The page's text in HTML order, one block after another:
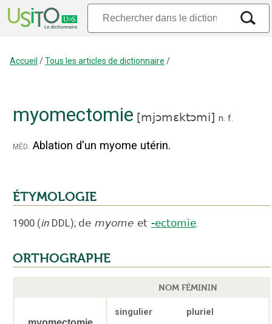
Accueil /Tous les articles de dictionnaire /
myomectomie [mjɔmɛktɔmi] n. f.
méd. Ablation d'un myome utérin.
ÉTYMOLOGIE
1900 (in DDL); de myome et -ectomie.
ORTHOGRAPHE
NOM FÉMININ
singulier pluriel